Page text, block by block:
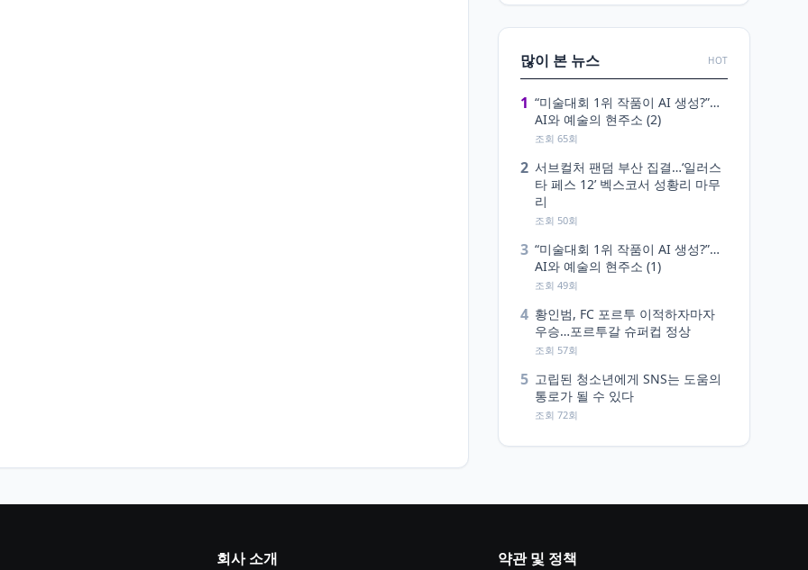
많이 본 뉴스 HOT
1 “미술대회 1위 작품이 AI 생성?”…
AI와 예술의 현주소 (2)
조회 65회
2 서브컬처 팬덤 부산 집결…‘일러스
타 페스 12’ 벡스코서 성황리 마무
리
조회 50회
3 “미술대회 1위 작품이 AI 생성?”…
AI와 예술의 현주소 (1)
조회 49회
4 황인범, FC 포르투 이적하자마자
우승…포르투갈 슈퍼컵 정상
조회 57회
5 고립된 청소년에게 SNS는 도움의
통로가 될 수 있다
조회 72회
회사 소개 약관 및 정책